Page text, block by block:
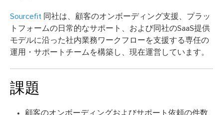
Sourcefit 同社は、顧客のオンボーディング支援、プラッ
トフォームの日常的なサポート、および同社のSaaS提供
モデルに沿った社内業務ワークフローを支援する専任の
運用・サポートチームを構築し、現在運営しています。
課題
顧客のオンボーディングおよびサポート依頼の件数